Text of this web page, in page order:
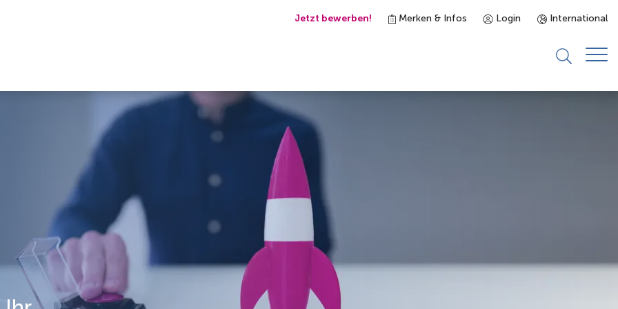
Jetzt bewerben! Merken & Infos Login International